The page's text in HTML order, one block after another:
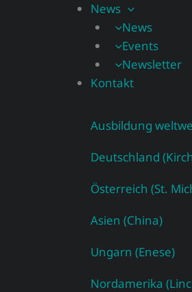
News
News
Events
Newsletter
Kontakt
Ausbildung
Deutschland
Österreich (St.
Asien (China)
Ungarn (Enese)
Nordamerika